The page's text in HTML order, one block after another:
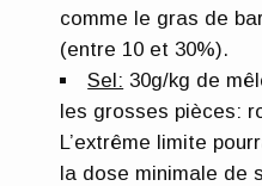
comme le gras de
(entre 10 et 30%).
Sel: 30g/kg de
les grosses pièces:
L’extrême limite
la dose minimale de